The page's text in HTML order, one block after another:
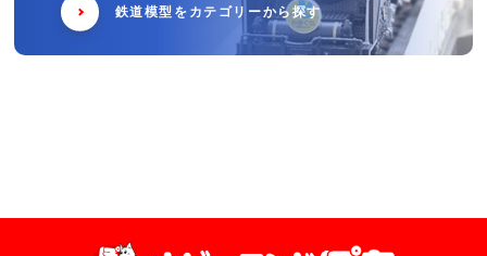
鉄道模型をカテゴリーから探す